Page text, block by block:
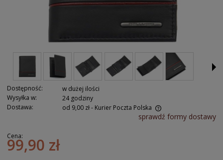
Dostępność:
w dużej ilości
Wysyłka w:
24 godziny
Dostawa:
od 9,00 zł- Kurier Poczta Polska
sprawdź formy dostawy
Cena:
99,90 zł